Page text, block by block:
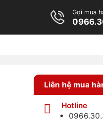
Gọi mua
Liên hệ mua
Hotline